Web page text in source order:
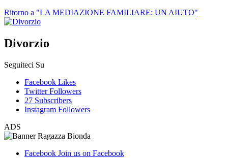
Ritorno a "LA MEDIAZIONE FAMILIARE: UN AIUTO"
Divorzio
Seguiteci Su
Facebook Likes
Twitter Followers
27 Subscribers
Instagram Followers
ADS
Facebook Join us on Facebook